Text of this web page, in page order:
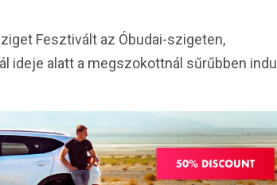
Fesztivált az Óbudai-szigeten,
alatt a megszokottnál sűrűbben indul